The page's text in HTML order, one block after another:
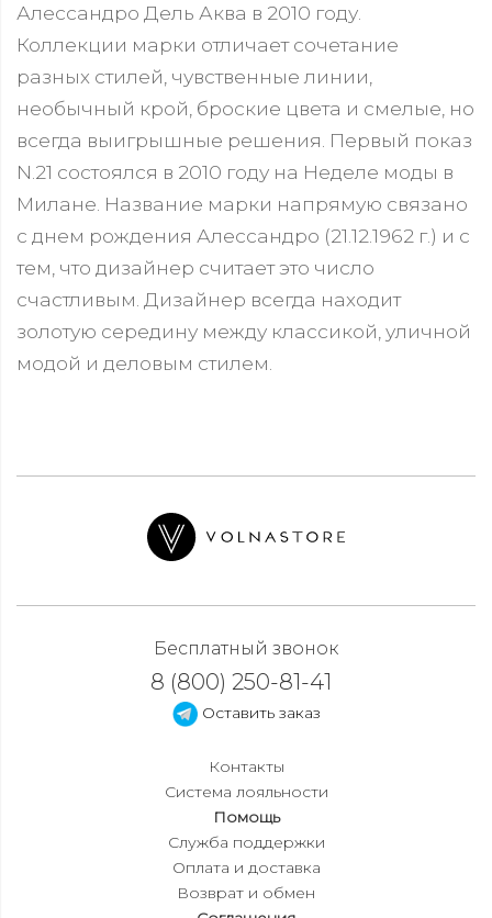
Алессандро Дель Аква в 2010 году.
Коллекции марки отличает сочетание
разных стилей, чувственные линии,
необычный крой, броские цвета и смелые, но
всегда выигрышные решения. Первый показ
N.21 состоялся в 2010 году на Неделе моды в
Милане. Название марки напрямую связано
с днем рождения Алессандро (21.12.1962 г.) и с
тем, что дизайнер считает это число
счастливым. Дизайнер всегда находит
золотую середину между классикой, уличной
модой и деловым стилем.
Бесплатный звонок
8 (800) 250-81-41
Оставить заказ
Контакты
Система лояльности
Помощь
Служба поддержки
Оплата и доставка
Возврат и обмен